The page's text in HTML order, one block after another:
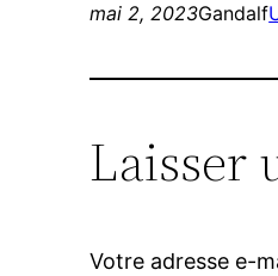
mai 2, 2023Gandalf
Laisser
Votre adresse e-